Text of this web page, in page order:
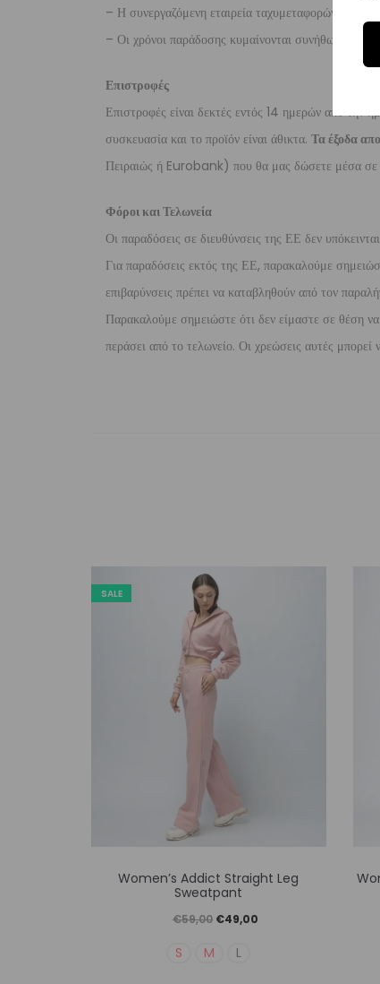
– Η συνεργαζόμενη εταιρεία ταχυμεταφορών,
– Οι χρόνοι παράδοσης κυμαίνονται συνήθως από 3-
Επιστροφές
Επιστροφές είναι δεκτές εντός 14 ημερών από την
συσκευασία και το προϊόν είναι άθικτα. Τα έξοδα
Πειραιώς ή Eurobank) που θα μας δώσετε μέσα σε
Φόροι και Τελωνεία
Οι παραδόσεις σε διευθύνσεις της ΕΕ δεν
Για παραδόσεις εκτός της ΕΕ, παρακαλούμε
επιβαρύνσεις πρέπει να καταβληθούν από τον
Παρακαλούμε σημειώστε ότι δεν είμαστε σε θέση
περάσει από το τελωνείο. Οι χρεώσεις αυτές
SALE
το
προϊόν
Women’s Addict Straight Leg
Sweatpant
€59,00 Original
price
€49,00Η
S M L